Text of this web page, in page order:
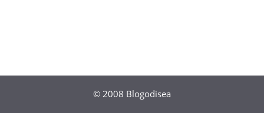
© 2008 Blogodisea